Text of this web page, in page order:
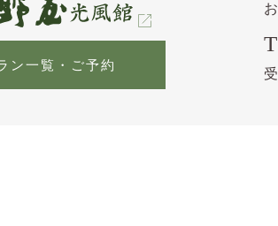
ン一覧・ご予約